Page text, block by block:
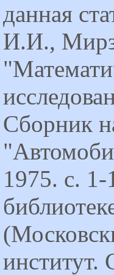
данная
И.И.,
Сборник
1975. с.
институт.